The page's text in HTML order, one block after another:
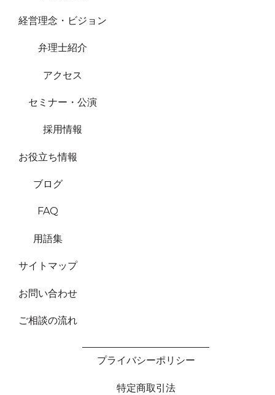
経営理念・ビジョン
弁理士紹介
アクセス
セミナー・公演
採用情報
お役立ち情報
ブログ
FAQ
用語集
サイトマップ
お問い合わせ
ご相談の流れ
プライバシーポリシー
特定商取引法